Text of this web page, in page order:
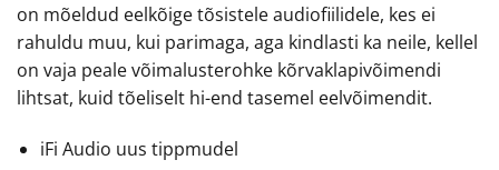
on mõeldud eelkõige tõsistele audiofiilidele, kes ei
rahuldu muu, kui parimaga, aga kindlasti ka neile, kellel
on vaja peale võimalusterohke kõrvaklapivõimendi
lihtsat, kuid tõeliselt hi-end tasemel eelvõimendit.
iFi Audio uus tippmudel